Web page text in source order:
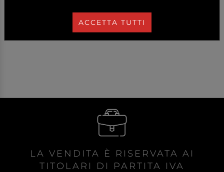
DETTAGLI
LA VENDITA È RISERVATA AI
TITOLARI DI PARTITA IVA
ACCETTA TUTTI